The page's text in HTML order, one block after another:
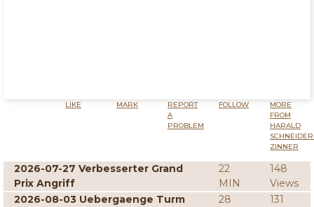
LIKE MARK
REPORT
A
PROBLEM
FOLLOW
MORE
FROM
HARALD
ZINNER
2026-07-27 Verbesserter Grand
Prix Angriff
22
MIN
148
Views
2026-08-03 Uebergaenge Turm
28
131